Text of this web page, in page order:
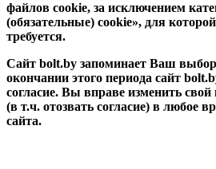
файлов cookie, за исключением
(обязательные) cookie», для
требуется.
Сайт bolt.by запоминает Ваш выбор
окончании этого периода сайт
согласие. Вы вправе изменить
(в т.ч. отозвать согласие) в любое
сайта.